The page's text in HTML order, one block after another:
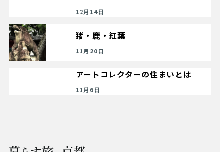
12月14日
猪・鹿・紅葉
11月20日
アートコレクターの住まいとは
11月6日